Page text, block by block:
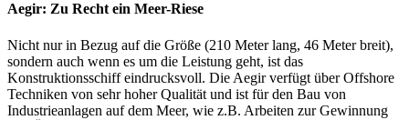
Aegir: Zu Recht ein Meer-Riese
Nicht nur in Bezug auf die Größe (210 Meter lang, 46 Meter breit),
sondern auch wenn es um die Leistung geht, ist das
Konstruktionsschiff eindrucksvoll. Die Aegir verfügt über Offshore
Techniken von sehr hoher Qualität und ist für den Bau von
Industrieanlagen auf dem Meer, wie z.B. Arbeiten zur Gewinnung